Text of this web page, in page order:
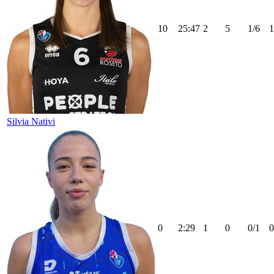
Silvia Nativi
10 25:47 2 5 1/6
0 2:29 1 0 0/1 0